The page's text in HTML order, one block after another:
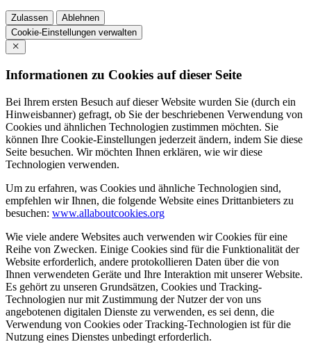
Zulassen
Ablehnen
Cookie-Einstellungen verwalten
Informationen zu Cookies auf dieser Seite
Bei Ihrem ersten Besuch auf dieser Website wurden Sie (durch ein
Hinweisbanner) gefragt, ob Sie der beschriebenen Verwendung von
Cookies und ähnlichen Technologien zustimmen möchten. Sie
können Ihre Cookie-Einstellungen jederzeit ändern, indem Sie diese
Seite besuchen. Wir möchten Ihnen erklären, wie wir diese
Technologien verwenden.
Um zu erfahren, was Cookies und ähnliche Technologien sind,
empfehlen wir Ihnen, die folgende Website eines Drittanbieters zu
besuchen: www.allaboutcookies.org
Wie viele andere Websites auch verwenden wir Cookies für eine
Reihe von Zwecken. Einige Cookies sind für die Funktionalität der
Website erforderlich, andere protokollieren Daten über die von
Ihnen verwendeten Geräte und Ihre Interaktion mit unserer Website.
Es gehört zu unseren Grundsätzen, Cookies und Tracking-
Technologien nur mit Zustimmung der Nutzer der von uns
angebotenen digitalen Dienste zu verwenden, es sei denn, die
Verwendung von Cookies oder Tracking-Technologien ist für die
Nutzung eines Dienstes unbedingt erforderlich.